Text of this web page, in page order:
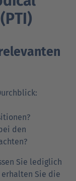
den
Sie lediglich
erhalten Sie die